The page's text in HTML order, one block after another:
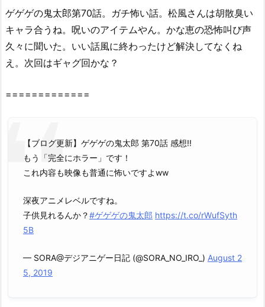
を
無
料・
3.
1.
ぜ
『ゲ
ゲ
の
ゲゲゲの鬼太郎第70話。ガチ怖い話。松風さんは胡散臭い
キャラ合うね。呪いのアイテムやん。かな恵の恐怖叫び声
久々に聞いた。いい話風に終わったけど解決してなくね
え。次回はギャグ回かな？
=============
【ブログ更新】ゲゲゲの鬼太郎 第70話 感想!!
もう「完全にホラー」です！
これ内容も映像も普通に怖いですよww
深夜アニメレベルですね。
子供見れるんか？#ゲゲゲの鬼太郎 https://t.co/rWufSyth
5B
— SORA@デジアニゲー日記 (@SORA_NO_IRO_) August 2
5, 2019